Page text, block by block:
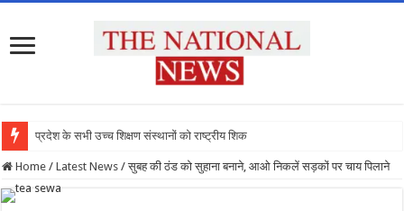
प्रदेश के सभी उच्च शिक्षण संस्थानों को राष्ट्रीय शिक्षा न
Home / Latest News / सुबह की ठंड को सुहाना बनाने, आओ निकलें सड़कों पर चाय पिलाने